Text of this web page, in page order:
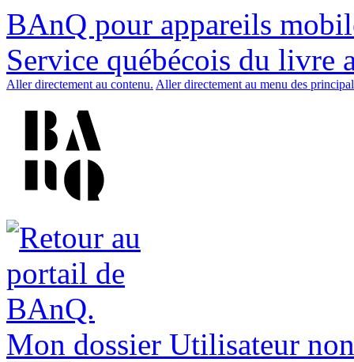
BAnQ pour appareils
Service québécois du livre
Aller directement au contenu. Aller directement au menu des
Mon dossier Utilisateur